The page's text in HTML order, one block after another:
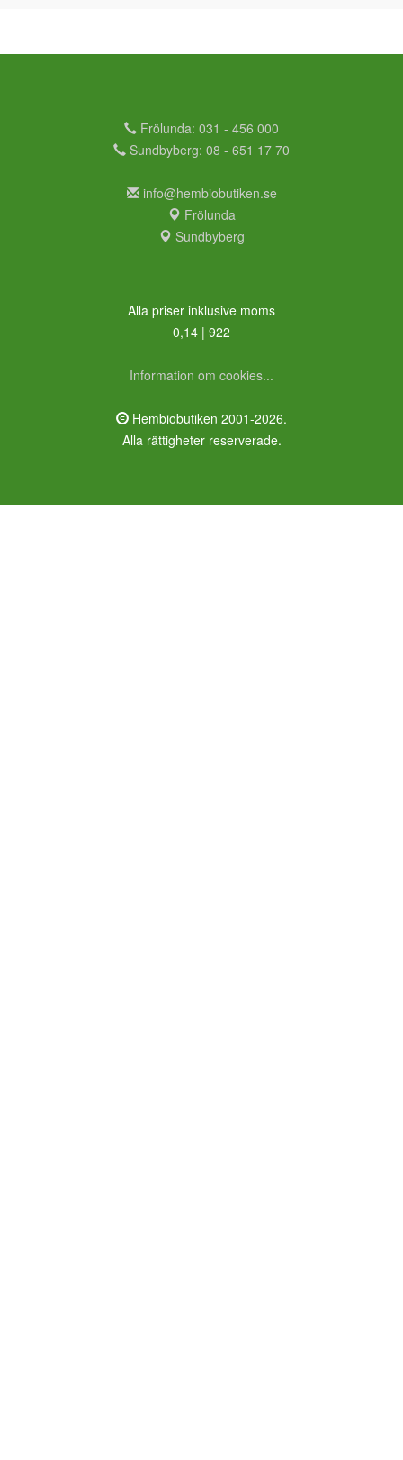
Frölunda: 031 - 456 000
Sundbyberg: 08 - 651 17 70
info@hembiobutiken.se
Frölunda
Sundbyberg
Alla priser inklusive moms
0,14 | 922
Information om cookies...
Hembiobutiken 2001-2026.
Alla rättigheter reserverade.